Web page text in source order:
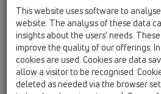
Противопожарная
HL01023D
Губчатая прокладка
HL01058D
14 Комплекты для
элементы /
This website uses software to
website. The analysis of these data
insights about the users’ needs.
improve the quality of our offerings.
cookies are used. Cookies are data
allow a visitor to be recognised.
deleted as needed via the browser